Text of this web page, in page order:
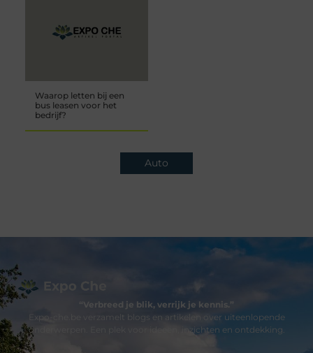
Waarop letten bij een
bus leasen voor het
bedrijf?
Auto
“Verbreed je blik, verrijk je kennis.”
Expo-che.be verzamelt blogs en artikelen over uiteenlopende
onderwerpen. Een plek voor ideeën, inzichten en ontdekking.